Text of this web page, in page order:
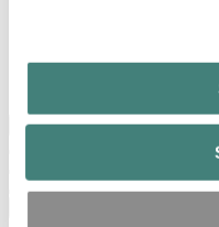
Stories by Hydro
Takaisin päävalikkoon